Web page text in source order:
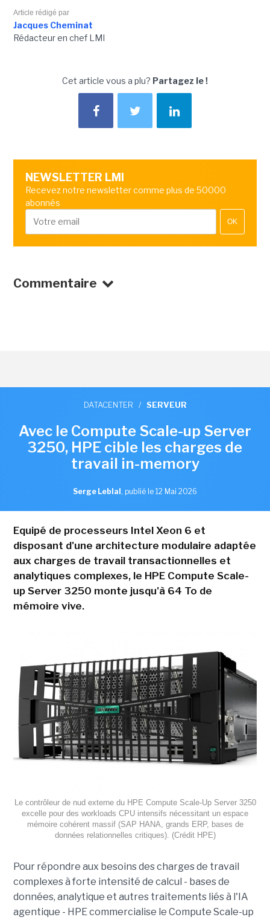
Article rédigé par
Jacques Cheminat
Rédacteur en chef LMI
Cet article vous a plu? Partagez le !
NEWSLETTER LMI
Recevez notre newsletter comme plus de 50000
abonnés
OK
Commentaire
DATACENTER / SERVEUR
Avec le Compute Scale-up Server
3250, HPE cible les charges de
travail in-memory
Serge Leblal , publié le 12 Mai 2026
Equipé de processeurs Intel Xeon 6 et
disposant d'une architecture modulaire adaptée
aux charges de travail transactionnelles et
analytiques complexes, le HPE Compute Scale-
up Server 3250 monte jusqu'à 64 To de
mémoire vive.
Le contrôleur de nud externe du HPE Compute Scale-Up Server 3250
excelle pour des workloads CPU intensifs nécessitant un espace
mémoire cohérent massif (SAP HANA, grands ERP, bases de
données relationnelles critiques). (Crédit HPE)
Pour répondre aux besoins des charges de travail
complexes à forte intensité de calcul - bases de
données, analytique et autres traitements liés à l'IA
agentique - HPE commercialise le Compute Scale-up